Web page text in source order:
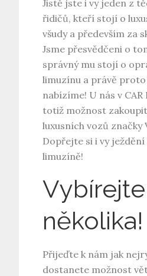
Jistě jste i vy jeden z
řidičů, kteří stojí o
všudy a především za
Jsme přesvědčeni o
správný mu stojí o
limuzínu a právě
nabízíme! U nás v
totiž možnost
luxusních vozů značky
Dopřejte si i vy
limuzíně!
několika!
Přijeďte k nám jak
dostanete možnost